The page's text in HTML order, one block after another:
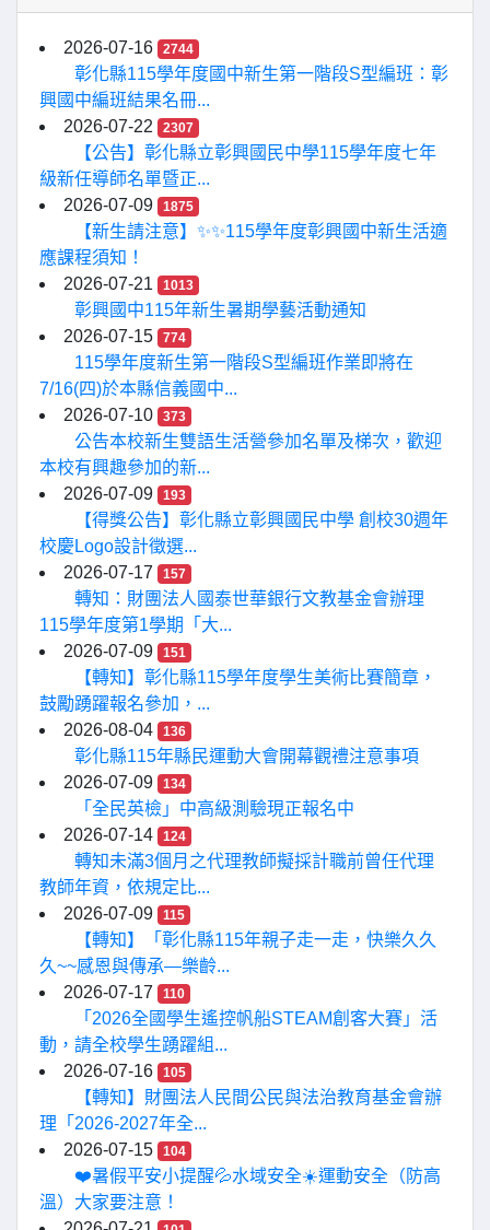
2026-07-16 2744
彰化縣115學年度國中新生第一階段S型編班：彰
興國中編班結果名冊...
2026-07-22
2307
【公告】彰化縣立彰興國民中學115學年度七年
級新任導師名單暨正...
2026-07-09
1875
【新生請注意】✨✨115學年度彰興國中新生活適
應課程須知！
2026-07-21
1013
彰興國中115年新生暑期學藝活動通知
2026-07-15
774
115學年度新生第一階段S型編班作業即將在
7/16(四)於本縣信義國中...
2026-07-10
373
公告本校新生雙語生活營參加名單及梯次，歡迎
本校有興趣參加的新...
2026-07-09
193
【得獎公告】彰化縣立彰興國民中學 創校30週年
校慶Logo設計徵選...
2026-07-17
157
轉知：財團法人國泰世華銀行文教基金會辦理
115學年度第1學期「大...
2026-07-09
151
【轉知】彰化縣115學年度學生美術比賽簡章，
鼓勵踴躍報名參加，...
2026-08-04
136
彰化縣115年縣民運動大會開幕觀禮注意事項
2026-07-09
134
「全民英檢」中高級測驗現正報名中
2026-07-14
124
轉知未滿3個月之代理教師擬採計職前曾任代理
教師年資，依規定比...
2026-07-09
115
【轉知】「彰化縣115年親子走一走，快樂久久
久~~感恩與傳承—樂齡...
2026-07-17
110
「2026全國學生遙控帆船STEAM創客大賽」活
動，請全校學生踴躍組...
2026-07-16
105
【轉知】財團法人民間公民與法治教育基金會辦
理「2026-2027年全...
2026-07-15
104
❤️暑假平安小提醒💦水域安全☀️運動安全（防高
溫）大家要注意！